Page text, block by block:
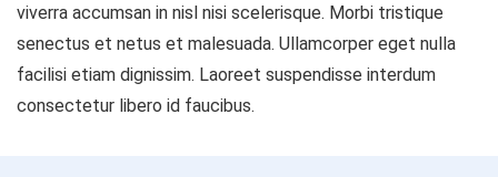
viverra accumsan in nisl nisi scelerisque. Morbi tristique
senectus et netus et malesuada. Ullamcorper eget nulla
facilisi etiam dignissim. Laoreet suspendisse interdum
consectetur libero id faucibus.